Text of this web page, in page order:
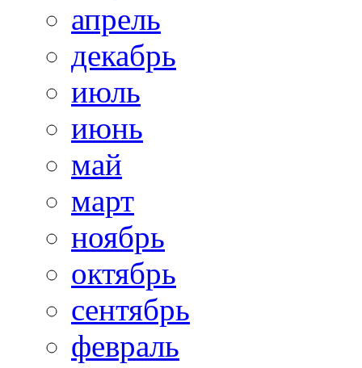
апрель
декабрь
июль
июнь
май
март
ноябрь
октябрь
сентябрь
февраль